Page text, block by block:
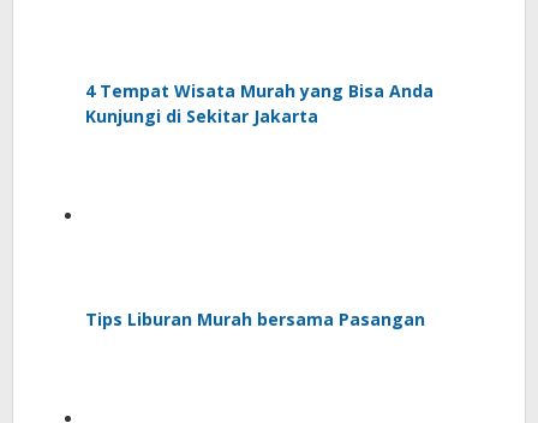
4 Tempat Wisata Murah yang Bisa Anda
Kunjungi di Sekitar Jakarta
Tips Liburan Murah bersama Pasangan